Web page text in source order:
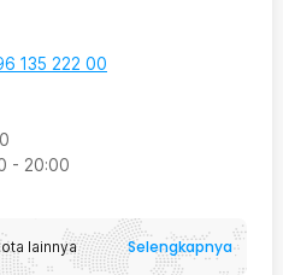
135 222 00
- 20:00
lainnya Selengkapnya